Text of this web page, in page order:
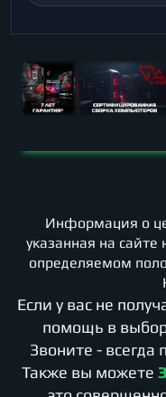
Информация о
указанная на
определяемом
Если у вас не
помощь в
Звоните -
Также вы можете